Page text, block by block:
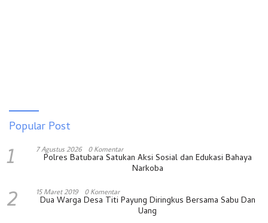
Popular Post
1 7 Agustus 2026 0 Komentar
Polres Batubara Satukan Aksi Sosial dan Edukasi Bahaya
Narkoba
2 15 Maret 2019 0 Komentar
Dua Warga Desa Titi Payung Diringkus Bersama Sabu Dan
Uang